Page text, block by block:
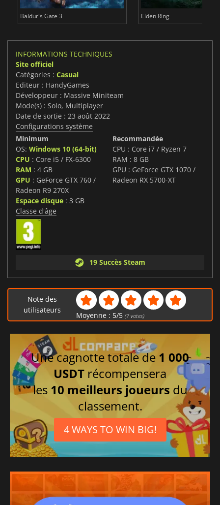
Baldur's Gate 3 Elden Ring
INFORMATIONS TECHNIQUES
Site officiel
Catégories : Casual
Editeur : HandyGames
Développeur : Massive Miniteam
Mode(s) : Solo, Multiplayer
Date de sortie : 23 août 2022
Configurations système
Minimum
OS: Windows 10 (64-bit)
CPU : Core i5 / FX-6300
RAM : 4 GB
GPU : GeForce GTX 760 /
Radeon R9 270X
Espace disque : 3 GB
Recommandée
CPU : Core i7 / Ryzen 7
RAM : 8 GB
GPU : GeForce GTX 1070 /
Radeon RX 5700-XT
Classe d'âge
19 Succès Steam
Note des
utilisateurs
Moyenne : 5/5 (7votes)
Une cagnotte totale de 1 000
USDT récompensera
les 10 meilleurs joueurs du
classement.
4 WAYS TO WIN BIG!